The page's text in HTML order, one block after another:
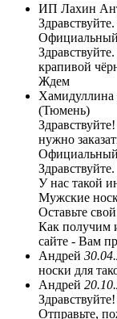
ИП Лахин
Официальный
крапивой
Ждем
Хамидуллина
(Тюмень)
нужно
Официальный
Здравствуйте.
У нас такой
Мужские
Оставьте
Как получим
сайте - Вам
Андрей
носки для
Андрей
Отправьте,